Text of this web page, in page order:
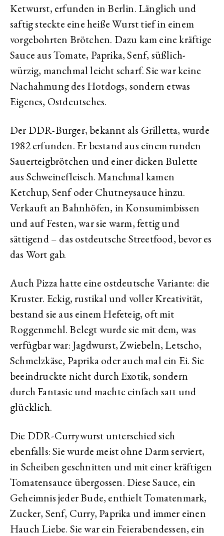
Ketwurst, erfunden in Berlin. Länglich und
saftig steckte eine heiße Wurst tief in einem
vorgebohrten Brötchen. Dazu kam eine kräftige
Sauce aus Tomate, Paprika, Senf, süßlich-
würzig, manchmal leicht scharf. Sie war keine
Nachahmung des Hotdogs, sondern etwas
Eigenes, Ostdeutsches.
Der DDR-Burger, bekannt als Grilletta, wurde
1982 erfunden. Er bestand aus einem runden
Sauerteigbrötchen und einer dicken Bulette
aus Schweinefleisch. Manchmal kamen
Ketchup, Senf oder Chutneysauce hinzu.
Verkauft an Bahnhöfen, in Konsumimbissen
und auf Festen, war sie warm, fettig und
sättigend – das ostdeutsche Streetfood, bevor es
das Wort gab.
Auch Pizza hatte eine ostdeutsche Variante: die
Kruster. Eckig, rustikal und voller Kreativität,
bestand sie aus einem Hefeteig, oft mit
Roggenmehl. Belegt wurde sie mit dem, was
verfügbar war: Jagdwurst, Zwiebeln, Letscho,
Schmelzkäse, Paprika oder auch mal ein Ei. Sie
beeindruckte nicht durch Exotik, sondern
durch Fantasie und machte einfach satt und
glücklich.
Die DDR-Currywurst unterschied sich
ebenfalls: Sie wurde meist ohne Darm serviert,
in Scheiben geschnitten und mit einer kräftigen
Tomatensauce übergossen. Diese Sauce, ein
Geheimnis jeder Bude, enthielt Tomatenmark,
Zucker, Senf, Curry, Paprika und immer einen
Hauch Liebe. Sie war ein Feierabendessen, ein